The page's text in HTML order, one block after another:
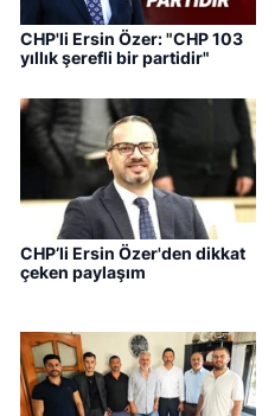
CHP'li Ersin Özer: "CHP 103
yıllık şerefli bir partidir"
CHP’li Ersin Özer'den dikkat
çeken paylaşım